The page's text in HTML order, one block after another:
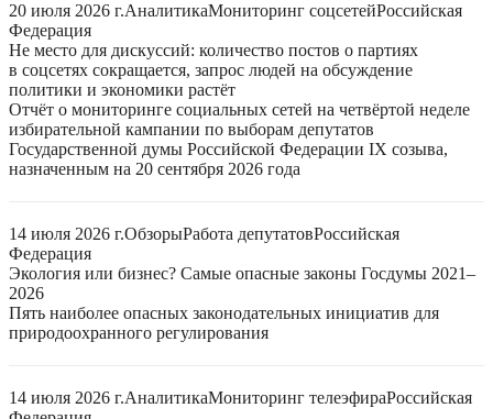
20 июля 2026 г.АналитикаМониторинг соцсетейРоссийская
Федерация
Не место для дискуссий: количество постов о партиях
в соцсетях сокращается, запрос людей на обсуждение
политики и экономики растёт
Отчёт о мониторинге социальных сетей на четвёртой неделе
избирательной кампании по выборам депутатов
Государственной думы Российской Федерации IX созыва,
назначенным на 20 сентября 2026 года
14 июля 2026 г.ОбзорыРабота депутатовРоссийская
Федерация
Экология или бизнес? Самые опасные законы Госдумы 2021–
2026
Пять наиболее опасных законодательных инициатив для
природоохранного регулирования
14 июля 2026 г.АналитикаМониторинг телеэфираРоссийская